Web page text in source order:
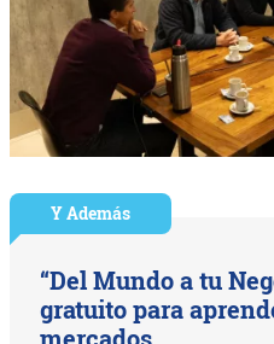
Y Además
“Del Mundo a tu
gratuito para